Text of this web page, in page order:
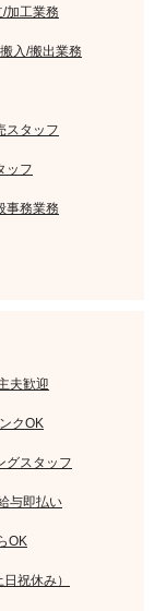
/加工業務
搬入/搬出業務
スタッフ
ッフ
事務業務
夫歓迎
クOK
グスタッフ
与即払い
OK
祝休み）